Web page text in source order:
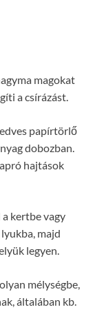
magokat
a csírázást.
papírtörlő
dobozban.
hajtások
kertbe vagy
majd
legyen.
mélységbe,
általában kb.